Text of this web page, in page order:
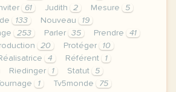
61 Judith 2 Mesure
5
133 Nouveau
19
253 Parler 35 Prendre
41
20 Protéger
10
4 Référent
1
Riedinger 1 Statut
5
1 Tv5monde 75